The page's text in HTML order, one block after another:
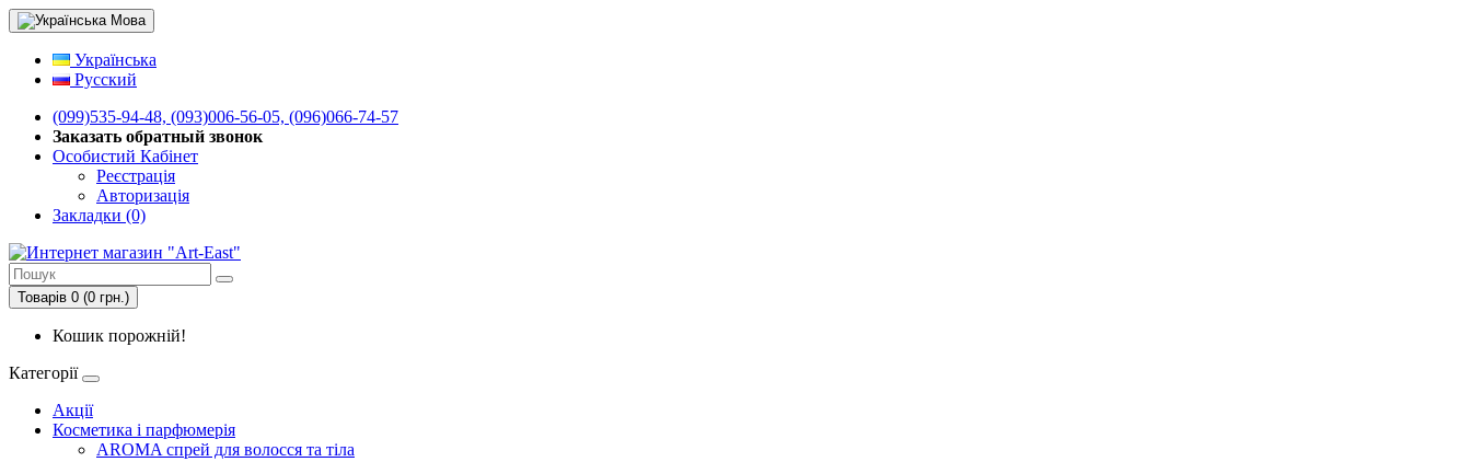
Мова
Українська
Русский
(099)535-94-48, (093)006-56-05, (096)066-74-57
Заказать обратный звонок
Особистий Кабінет
Реєстрація
Авторизація
Закладки (0)
Товарів 0 (0 грн.)
Кошик порожній!
Категорії
Акції
Косметика і парфюмерія
AROMA спрей для волосся та тіла